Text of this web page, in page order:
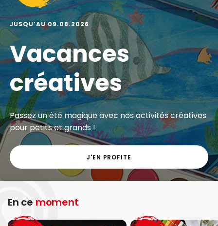
JUSQU’AU 09.08.2026
Vacances
créatives
Passez un été magique avec nos activités créatives
pour petits et grands !
J'EN PROFITE
En ce moment